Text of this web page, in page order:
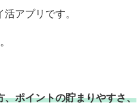
アプリです。
、ポイントの貯まりやすさ、